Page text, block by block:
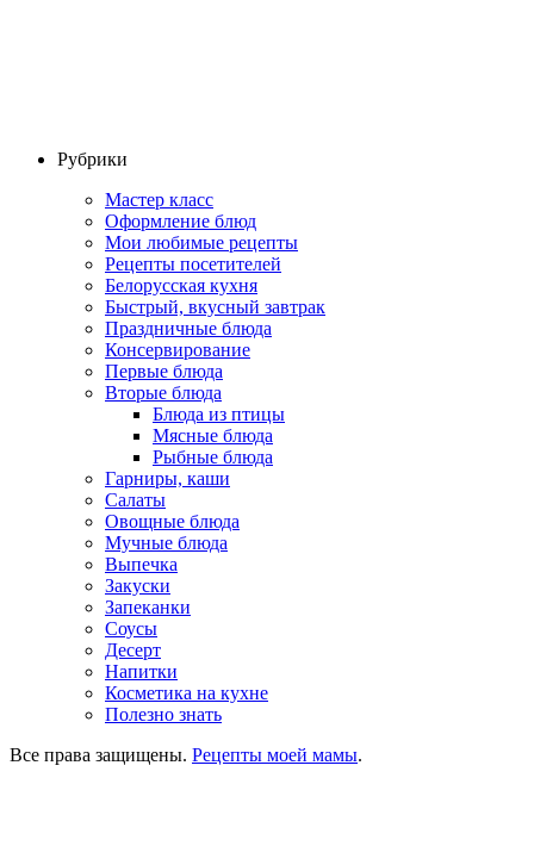
Рубрики
Мастер класс
Оформление блюд
Мои любимые рецепты
Рецепты посетителей
Белорусская кухня
Быстрый, вкусный завтрак
Праздничные блюда
Консервирование
Первые блюда
Вторые блюда
Блюда из птицы
Мясные блюда
Рыбные блюда
Гарниры, каши
Салаты
Овощные блюда
Мучные блюда
Выпечка
Закуски
Запеканки
Соусы
Десерт
Напитки
Косметика на кухне
Полезно знать
Все права защищены. Рецепты моей мамы.